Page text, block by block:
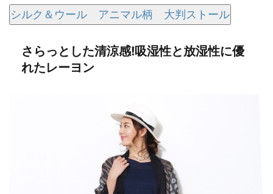
シルク＆ウール アニマル柄 大判ストール
さらっとした清涼感!吸湿性と放湿性に優
れたレーヨン